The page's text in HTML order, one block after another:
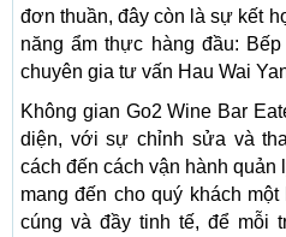
đơn thuần, đây còn là sự kết
năng ẩm thực hàng đầu:
chuyên gia tư vấn Hau Wai
Không gian Go2 Wine Bar
diện, với sự chỉnh sửa và
cách đến cách vận hành quản
mang đến cho quý khách
cúng và đầy tinh tế, để mỗi